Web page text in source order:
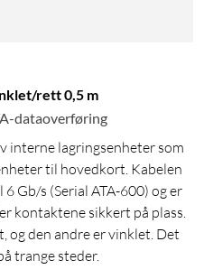
rett 0,5 m
dataoverføring
interne lagringsenheter som
til hovedkort. Kabelen
Gb/s (Serial ATA-600) og er
kontaktene sikkert på plass.
og den andre er vinklet. Det
trange steder.